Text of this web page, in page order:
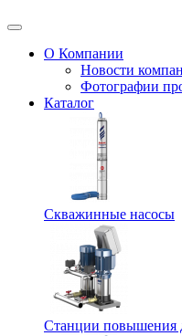
О Компании
Новости
Фотографии
Каталог
Скважинные насосы
Станции повышения